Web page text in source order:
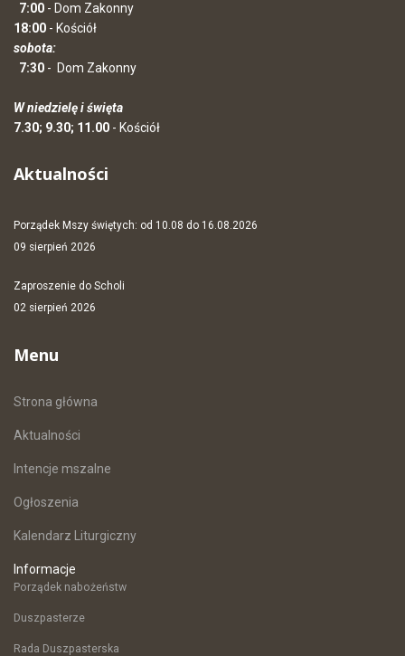
7:00 - Dom Zakonny
18:00 - Kościół
sobota:
7:30 - Dom Zakonny
W niedzielę i święta
7.30; 9.30; 11.00 - Kościół
Aktualności
Porządek Mszy świętych: od 10.08 do 16.08.2026
09 sierpień 2026
Zaproszenie do Scholi
02 sierpień 2026
Menu
Strona główna
Aktualności
Intencje mszalne
Ogłoszenia
Kalendarz Liturgiczny
Informacje
Porządek nabożeństw
Duszpasterze
Rada Duszpasterska